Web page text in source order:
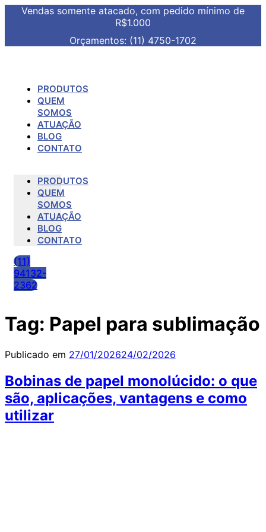
Vendas somente atacado, com pedido mínimo de
R$1.000
Orçamentos: (11) 4750-1702
PRODUTOS
QUEM
SOMOS
ATUAÇÃO
BLOG
CONTATO
PRODUTOS
QUEM
SOMOS
ATUAÇÃO
BLOG
CONTATO
(11)
94132-
2362
Tag: Papel para sublimação
Publicado em 27/01/202624/02/2026
Bobinas de papel monolúcido: o que
são, aplicações, vantagens e como
utilizar